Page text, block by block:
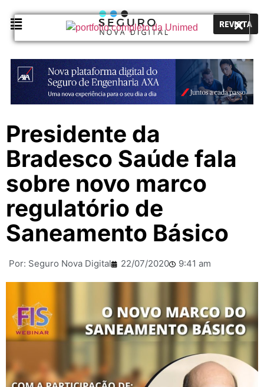
REVISTA
Presidente da
Bradesco Saúde fala
sobre novo marco
regulatório de
Saneamento Básico
Por: Seguro Nova Digital 22/07/2020 9:41 am